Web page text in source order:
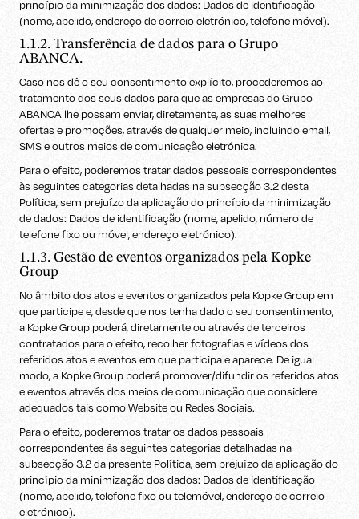
princípio da minimização dos dados: Dados de identificação
(nome, apelido, endereço de correio eletrónico, telefone móvel).
1.1.2. Transferência de dados para o Grupo
ABANCA.
Caso nos dê o seu consentimento explícito, procederemos ao
tratamento dos seus dados para que as empresas do Grupo
ABANCA lhe possam enviar, diretamente, as suas melhores
ofertas e promoções, através de qualquer meio, incluindo email,
SMS e outros meios de comunicação eletrónica.
Para o efeito, poderemos tratar dados pessoais correspondentes
às seguintes categorias detalhadas na subsecção 3.2 desta
Política, sem prejuízo da aplicação do princípio da minimização
de dados: Dados de identificação (nome, apelido, número de
telefone fixo ou móvel, endereço eletrónico).
1.1.3. Gestão de eventos organizados pela Kopke
Group
No âmbito dos atos e eventos organizados pela Kopke Group em
que participe e, desde que nos tenha dado o seu consentimento,
a Kopke Group poderá, diretamente ou através de terceiros
contratados para o efeito, recolher fotografias e vídeos dos
referidos atos e eventos em que participa e aparece. De igual
modo, a Kopke Group poderá promover/difundir os referidos atos
e eventos através dos meios de comunicação que considere
adequados tais como Website ou Redes Sociais.
Para o efeito, poderemos tratar os dados pessoais
correspondentes às seguintes categorias detalhadas na
subsecção 3.2 da presente Política, sem prejuízo da aplicação do
princípio da minimização dos dados: Dados de identificação
(nome, apelido, telefone fixo ou telemóvel, endereço de correio
eletrónico).